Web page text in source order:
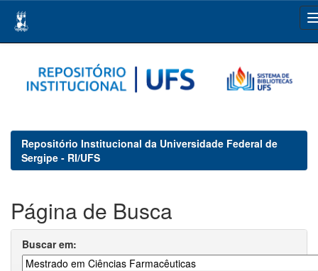
navigation
Repositório Institucional da Universidade Federal de
Sergipe - RI/UFS
Página de Busca
Buscar em: